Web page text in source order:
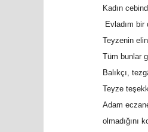
Kadın
Evladım
Teyzenin
Tüm bunlar
Balıkçı,
Teyze
Adam
olmadığını